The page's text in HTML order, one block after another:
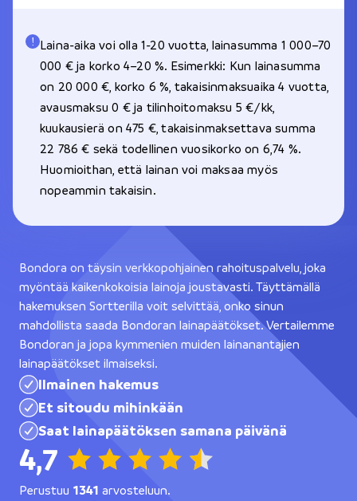
Laina-aika voi olla 1-20 vuotta, lainasumma 1 000–70
000 € ja korko 4–20 %. Esimerkki: Kun lainasumma
on 20 000 €, korko 6 %, takaisinmaksuaika 4 vuotta,
avausmaksu 0 € ja tilinhoitomaksu 5 €/kk,
kuukausierä on 475 €, takaisinmaksettava summa
22 786 € sekä todellinen vuosikorko on 6,74 %.
Huomioithan, että lainan voi maksaa myös
nopeammin takaisin.
Bondora on täysin verkkopohjainen rahoituspalvelu, joka
myöntää kaikenkokoisia lainoja joustavasti. Täyttämällä
hakemuksen Sortterilla voit selvittää, onko sinun
mahdollista saada Bondoran lainapäätökset. Vertailemme
Bondoran ja jopa kymmenien muiden lainanantajien
lainapäätökset ilmaiseksi.
Ilmainen hakemus
Et sitoudu mihinkään
Saat lainapäätöksen samana päivänä
4,7
Perustuu 1341 arvosteluun.